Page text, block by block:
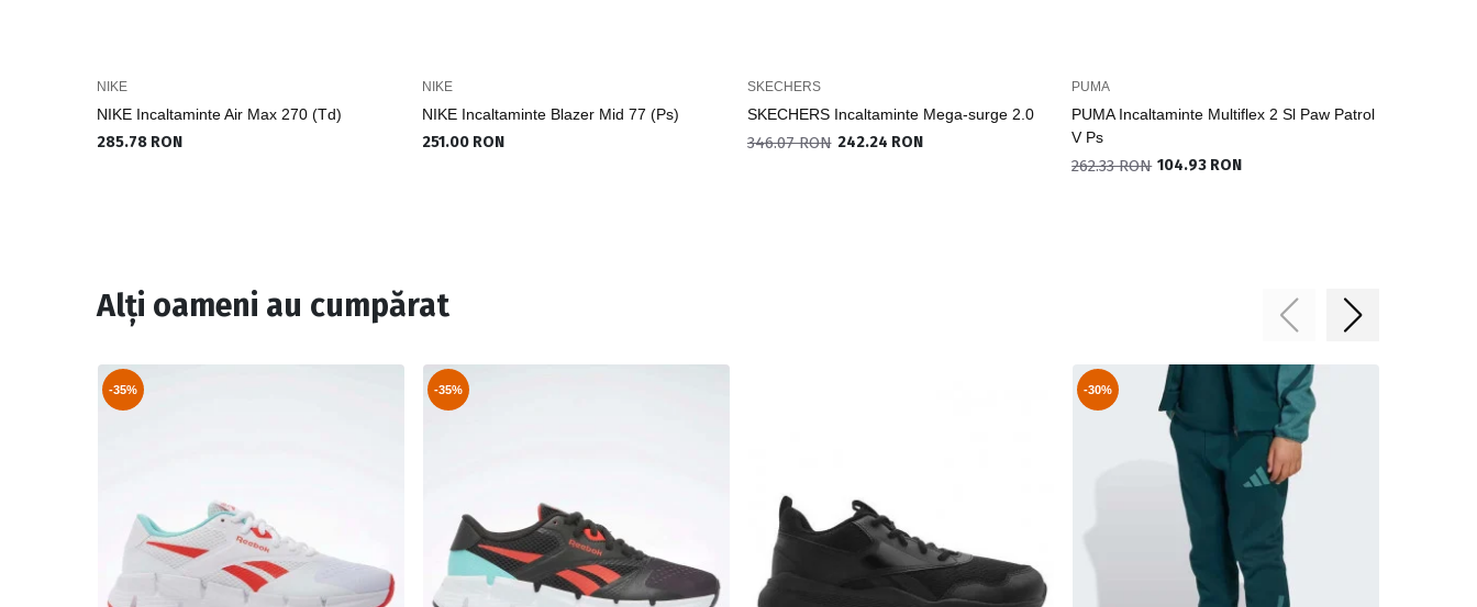
NIKE
NIKE Incaltaminte Air Max 270 (Td)
285.78 RON
NIKE
NIKE Incaltaminte Blazer Mid 77 (Ps)
251.00 RON
SKECHERS
SKECHERS Incaltaminte Mega-surge 2.0
346.07 RON 242.24 RON
PUMA
PUMA Incaltaminte Multiflex 2 Sl Paw Patrol
V Ps
262.33 RON 104.93 RON
Alți oameni au cumpărat
-35% -35% -30%